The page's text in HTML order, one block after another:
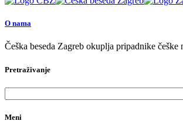
O nama
Češka beseda Zagreb okuplja pripadnike
Pretraživanje
Meni